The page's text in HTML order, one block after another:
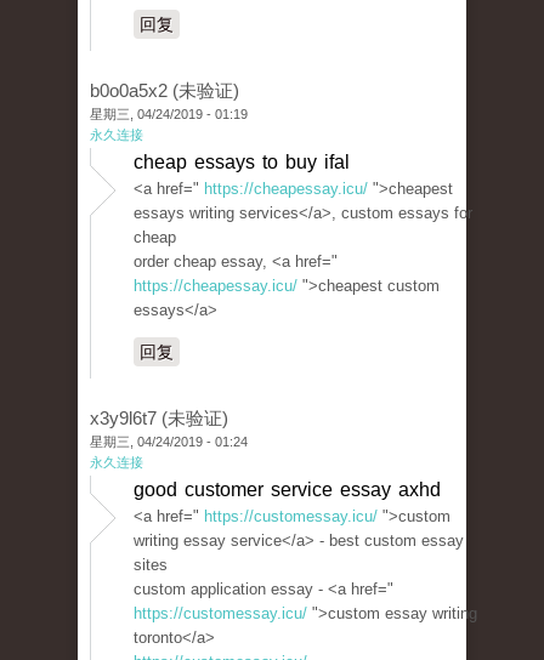
回复
b0o0a5x2 (未验证)
星期三, 04/24/2019 - 01:19
永久连接
cheap essays to buy ifal
<a href=" https://cheapessay.icu/ ">cheapest
essays writing services</a>, custom essays for
cheap
order cheap essay, <a href="
https://cheapessay.icu/ ">cheapest custom
essays</a>
回复
x3y9l6t7 (未验证)
星期三, 04/24/2019 - 01:24
永久连接
good customer service essay axhd
<a href=" https://customessay.icu/ ">custom
writing essay service</a> - best custom essay
sites
custom application essay - <a href="
https://customessay.icu/ ">custom essay writing
toronto</a>